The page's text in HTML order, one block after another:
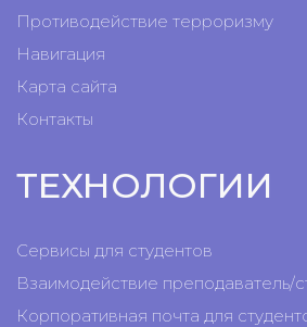
Противодействие терроризму
Навигация
Карта сайта
Контакты
ТЕХНОЛОГИИ
Сервисы для студентов
Взаимодействие преподаватель/
Корпоративная почта для